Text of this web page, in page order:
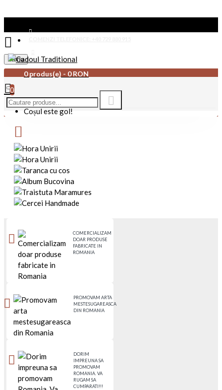
CONTACT
Menu
0 produs(e) - 0 RON
0
Coșul este gol!
COMERCIALIZAM
DOAR PRODUSE
FABRICATE IN
ROMANIA
PROMOVAM ARTA
MESTESUGAREASCA
DIN ROMANIA
DORIM
IMPREUNA SA
PROMOVAM
ROMANIA. VA
RUGAM SA
CUMPARATI!!!